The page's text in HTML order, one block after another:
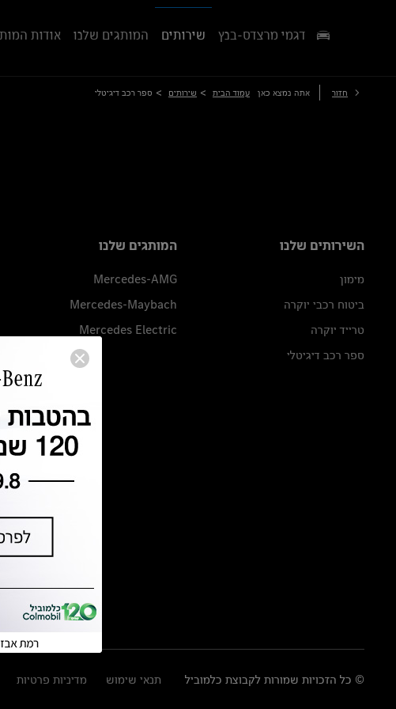
דגמי מרצדס-בנץ שירותים המותגים שלנו אודות
חזור אתה נמצא כאן עמוד הבית > שירותים > ספר רכב דיגיטלי
השירותים שלנו
מימון
ביטוח רכבי יוקרה
טרייד יוקרה
ספר רכב דיגיטלי
המותגים שלנו
Mercedes-AMG
Mercedes-Maybach
Mercedes Electric
© כל הזכויות שמורות לקבוצת כלמוביל תנאי שימוש מדיניות פרטיות